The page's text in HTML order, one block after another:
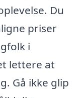
Du
priser
i
lettere at
Gå ikke glip